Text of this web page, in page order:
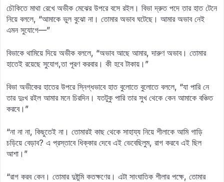
চৌকিতে মাথা রেখে অভীক মেঝের উপরে বসে রইল। বিভা দ্রুত পদে তার হাত টেনে
নিয়ে বললে, “আমাকে ভুল বুঝো না। তোমার অভাব ঘটেছে। আমার অভাব নেই
এমন সুযোগে—”
বিভাকে থামিয়ে দিয়ে অভীক বললে, “অভাব আছে আমার, দারুণ অভাব। তোমার
হাতেই রয়েছে সুযোগ,তা পূরণ করবার। কী হবে টাকায়।”
বিভা অভীকের হাতের উপরে স্নিগ্ধভাবে হাত বুলোতে বুলোতে বললে, “যা পারি নে
তার দুঃখ রইল আমার মনে চিরদিন। যতটুকু পারি তার সুখ থেকে কেন আমাকে বঞ্চিত
করবে।”
“না না না, কিছুতেই না। তোমারই কাছ থেকে সাহায্য নিয়ে শীলাকে আমি গাড়ি
চড়িয়ে বেড়াব? এ প্রস্তাবে ধিক্কার দেবে এই ভেবেছিলুম, রাগ করবে এই ছিল
আশা।”
“রাগ করব কেন। তোমার দুষ্টুমি কতক্ষণের। এটা সাংঘাতিক শীলার পক্ষে, তোমার